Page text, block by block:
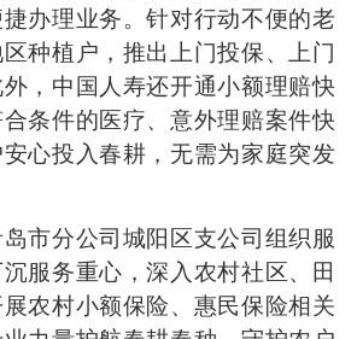
办理业务。针对行动不便的老
种植户，推出上门投保、上门
，中国人寿还开通小额理赔快
条件的医疗、意外理赔案件快
心投入春耕，无需为家庭突发
分公司城阳区支公司组织服
服务重心，深入农村社区、田
农村小额保险、惠民保险相关